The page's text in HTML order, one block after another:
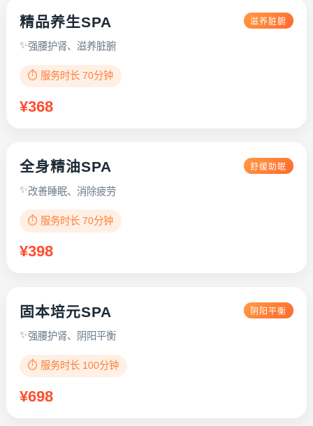
精品养生SPA 滋养脏腑
强腰护肾、滋养脏腑
⏱️ 服务时长 70分钟
¥368
全身精油SPA 舒缓助眠
改善睡眠、消除疲劳
⏱️ 服务时长 70分钟
¥398
固本培元SPA 阴阳平衡
强腰护肾、阴阳平衡
⏱️ 服务时长 100分钟
¥698